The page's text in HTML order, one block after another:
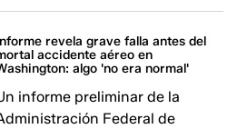
revela grave falla antes del
accidente aéreo en
algo 'no era normal'
informe preliminar de la
Federal de